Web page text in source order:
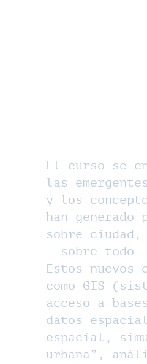
El curso se
las
y los
han
sobre
– sobre
Estos nuevos
como GIS
acceso a
datos
espacial,
urbana”,